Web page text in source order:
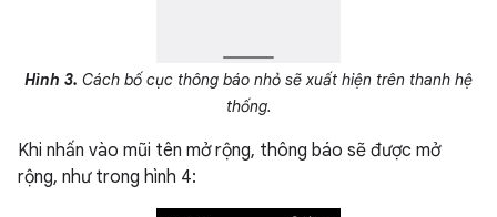
Hình 3. Cách bố cục thông báo nhỏ sẽ xuất hiện trên thanh hệ
thống.
Khi nhấn vào mũi tên mở rộng, thông báo sẽ được mở
rộng, như trong hình 4: